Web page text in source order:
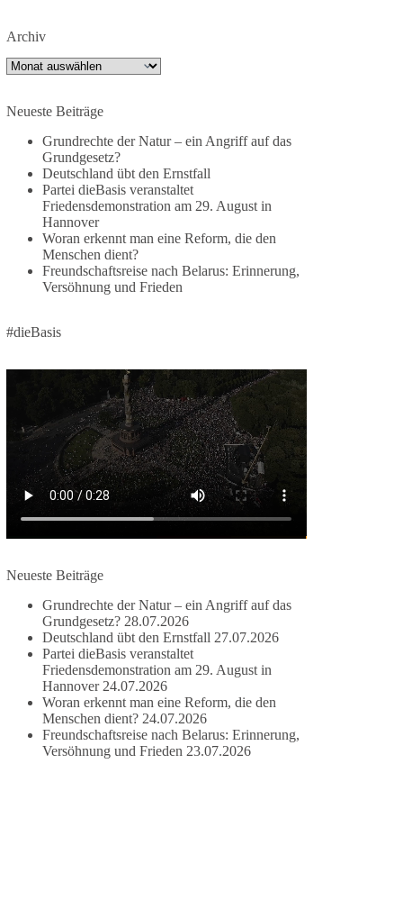
1 Tag zuvor
Jetzt dieBasis Sachsen-Anhalt unterstützen!
Die Landtagswahl 2026 in Sachsen-Anhalt findet
am 6. September statt. Die Inhalte stehen – jetzt
müssen sie gesehen, geteilt und diskutiert werden.
Folge unseren Kanälen:
Facebook:
https://www.facebook.com/groups/diebasissachse
nanhalt/
Instragram:
halt/
https://www.tiktok.com/@diebasis_sachsenanhalt
https://x.com/DieBasisLSA
https://www.youtube.com/dieBasisSachsenAnhalt
🟩🟩🟦🟦🟥🟥🟧🟧
Like, teile und kommentiere unsere Beiträge,
damit noch mehr Menschen mitbekommen, wofür
wir stehen und warum es sich lohnt, dieBasis zu
Mehr Infos:https://diebasis-st.de/wahlprogramm/
#dieBasis #Landtagswahl #SachsenAnhalt
#DeineStimmezählt #jetztunterstützen
58 6 14 Auf Facebook ansehen
DieBasis
1 Tag zuvor
Archiv
Archiv
Neueste Beiträge
Grundrechte der Natur – ein Angriff auf das
Grundgesetz?
Deutschland übt den Ernstfall
Partei dieBasis veranstaltet
Friedensdemonstration am 29. August in
Hannover
Woran erkennt man eine Reform, die den
Menschen dient?
Freundschaftsreise nach Belarus: Erinnerung,
Versöhnung und Frieden
#dieBasis
Neueste Beiträge
Grundrechte der Natur – ein Angriff auf das
Grundgesetz? 28.07.2026
Deutschland übt den Ernstfall 27.07.2026
Partei dieBasis veranstaltet
Friedensdemonstration am 29. August in
Hannover 24.07.2026
Woran erkennt man eine Reform, die den
Menschen dient? 24.07.2026
Freundschaftsreise nach Belarus: Erinnerung,
Versöhnung und Frieden 23.07.2026